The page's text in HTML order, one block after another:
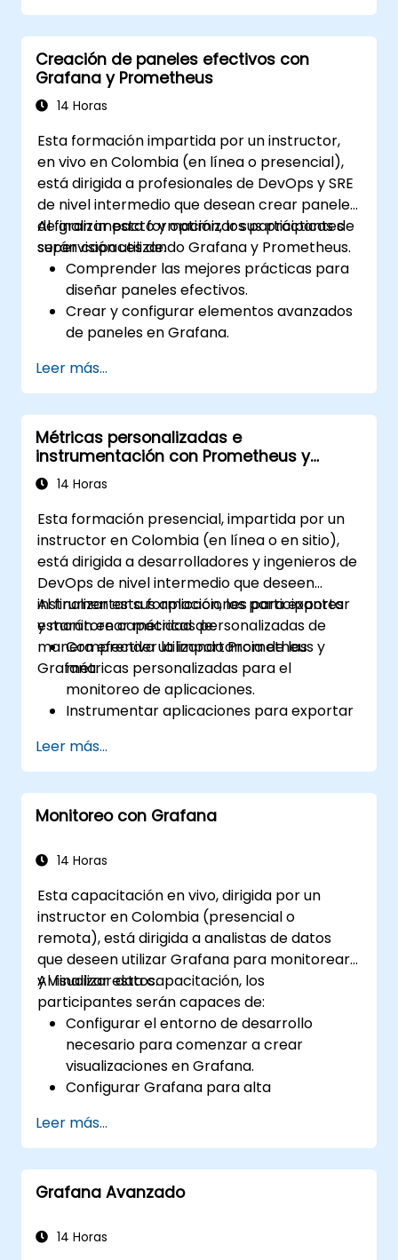
para resolver problemas más
rápidamente.
Utilizar Grafana para visualizar y
gestionar las alertas de manera efectiva.
Creación de paneles efectivos con
Grafana y Prometheus
14 Horas
Esta formación impartida por un instructor,
en vivo en Colombia (en línea o presencial),
está dirigida a profesionales de DevOps y SRE
de nivel intermedio que desean crear paneles
de gran impacto y optimizar sus prácticas de
supervisión utilizando Grafana y Prometheus.
Al finalizar esta formación, los participantes
serán capaces de:
Comprender las mejores prácticas para
diseñar paneles efectivos.
Crear y configurar elementos avanzados
de paneles en Grafana.
para crear paneles dinámicos y
reutilizables.
Implementar mecanismos de alertas
para mejorar la conciencia operativa.
Leer más...
Métricas personalizadas e
instrumentación con Prometheus y
Grafana
14 Horas
Esta formación presencial, impartida por un
instructor en Colombia (en línea o en sitio),
está dirigida a desarrolladores y ingenieros de
DevOps de nivel intermedio que deseen
instrumentar sus aplicaciones para exportar
y monitorear métricas personalizadas de
manera efectiva utilizando Prometheus y
Grafana.
Al finalizar esta formación, los participantes
estarán en capacidad de:
Comprender la importancia de las
métricas personalizadas para el
monitoreo de aplicaciones.
Instrumentar aplicaciones para exportar
Crear y configurar tableros en Grafana
para visualizar métricas personalizadas.
Aplicar las mejores prácticas para
integrar el monitoreo en el ciclo de vida
Leer más...
Monitoreo con Grafana
14 Horas
Esta capacitación en vivo, dirigida por un
instructor en Colombia (presencial o
remota), está dirigida a analistas de datos
que deseen utilizar Grafana para monitorear
y visualizar datos.
Al finalizar esta capacitación, los
participantes serán capaces de:
Configurar el entorno de desarrollo
necesario para comenzar a crear
visualizaciones en Grafana.
Configurar Grafana para alta
Personalizar paneles y tableros con
datos.
Configurar un proxy inverso para obtener
velocidades de carga rápidas.
Leer más...
Grafana Avanzado
14 Horas